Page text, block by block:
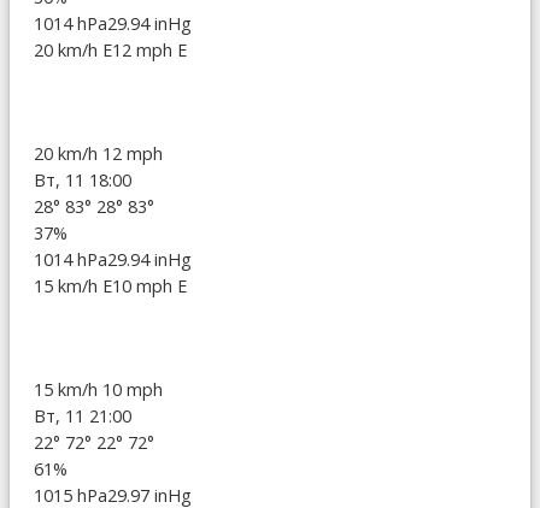
1014 hPa29.94 inHg
20 km/h E12 mph E
20 km/h 12 mph
Вт, 11 18:00
28° 83° 28° 83°
37%
1014 hPa29.94 inHg
15 km/h E10 mph E
15 km/h 10 mph
Вт, 11 21:00
22° 72° 22° 72°
61%
1015 hPa29.97 inHg